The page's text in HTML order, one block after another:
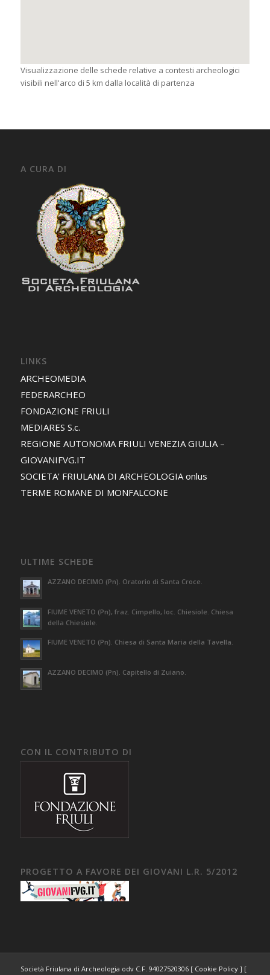
Visualizzazione delle schede relative a contesti archeologici
visibili nell'arco di 5 km dalla località di partenza
A CURA DI
LINKS
ARCHEOMEDIA
FEDERARCHEO
FONDAZIONE FRIULI
MEDIARES S.c.
REGIONE AUTONOMA FRIULI VENEZIA GIULIA –
GIOVANIFVG.IT
SOCIETA' FRIULANA DI ARCHEOLOGIA onlus
TERME ROMANE DI MONFALCONE
ULTIME SCHEDE
AZZANO DECIMO (Pn). Oratorio di Santa Croce.
FIUME VENETO (Pn), fraz. Cimpello, loc. Chiesiole. Chiesa
della Chiesiole.
FIUME VENETO (Pn). Chiesa di Santa Maria della Tavella.
AZZANO DECIMO (Pn). Capitello di Zuiano.
CON IL CONTRIBUTO DI
PROGETTO A FAVORE DEI GIOVANI L.R. 5/2012
Società Friulana di Archeologia odv C.F. 94027520306 [ Cookie Policy] [